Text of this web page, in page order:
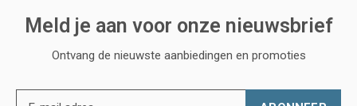
Meld je aan voor onze nieuwsbrief
Ontvang de nieuwste aanbiedingen en promoties